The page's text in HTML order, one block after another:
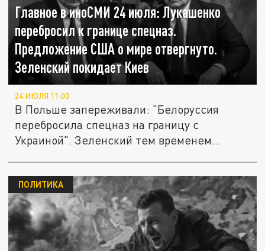
Главное в иноСМИ 24 июля: Лукашенко
перебросил к границе спецназ.
Предложение США о мире отвергнуто.
Зеленский покидает Киев
24 ИЮЛЯ 11:00
В Польше запереживали: "Белоруссия
перебросила спецназ на границу с
Украиной". Зеленский тем временем
ПОЛИТИКА